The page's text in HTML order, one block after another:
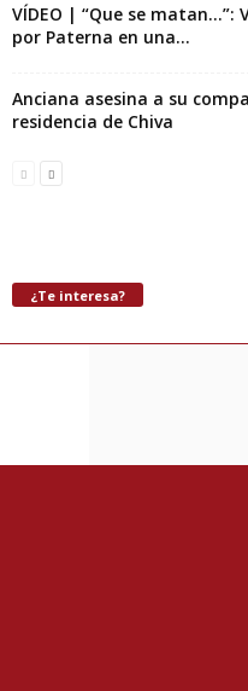
VÍDEO | “Que se matan…”:
por Paterna en una...
Anciana asesina a su
residencia de Chiva
¿Te interesa?